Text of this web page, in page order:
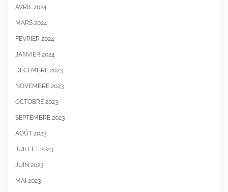
AVRIL 2024
MARS 2024
FÉVRIER 2024
JANVIER 2024
DÉCEMBRE 2023
NOVEMBRE 2023
OCTOBRE 2023
SEPTEMBRE 2023
AOÛT 2023
JUILLET 2023
JUIN 2023
MAI 2023